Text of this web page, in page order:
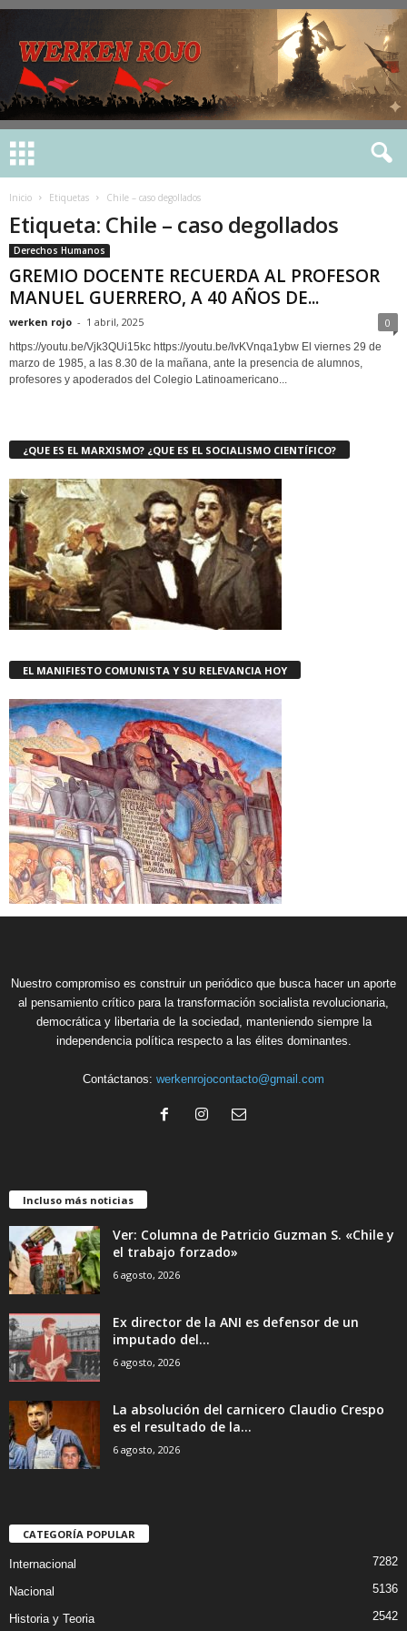
Inicio Etiquetas Chile – caso degollados
Etiqueta: Chile – caso degollados
Derechos Humanos
GREMIO DOCENTE RECUERDA AL PROFESOR
MANUEL GUERRERO, A 40 AÑOS DE...
werken rojo - 1 abril, 2025 0
https://youtu.be/Vjk3QUi15kc https://youtu.be/IvKVnqa1ybw El viernes 29 de
marzo de 1985, a las 8.30 de la mañana, ante la presencia de alumnos,
profesores y apoderados del Colegio Latinoamericano...
¿QUE ES EL MARXISMO? ¿QUE ES EL SOCIALISMO CIENTÍFICO?
EL MANIFIESTO COMUNISTA Y SU RELEVANCIA HOY
Nuestro compromiso es construir un periódico que busca hacer un aporte
al pensamiento crítico para la transformación socialista revolucionaria,
democrática y libertaria de la sociedad, manteniendo siempre la
independencia política respecto a las élites dominantes.
Contáctanos: werkenrojocontacto@gmail.com
Incluso más noticias
Ver: Columna de Patricio Guzman S. «Chile y
el trabajo forzado»
6 agosto, 2026
Ex director de la ANI es defensor de un
imputado del...
6 agosto, 2026
La absolución del carnicero Claudio Crespo
es el resultado de la...
6 agosto, 2026
CATEGORÍA POPULAR
Internacional 7282
Nacional 5136
Historia y Teoria 2542